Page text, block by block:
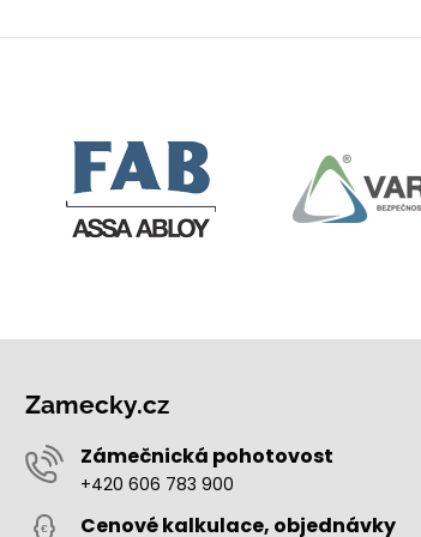
Zamecky.cz
Zámečnická pohotovost
+420 606 783 900
Cenové kalkulace, objednávky